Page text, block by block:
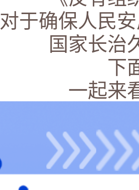
对于确保人民
国家长治
下
一起来